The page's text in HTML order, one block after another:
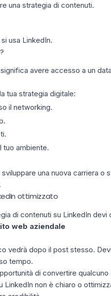
una strategia di contenuti.
usa LinkedIn.
significa avere accesso a un
tua strategia digitale:
il networking.
tuo ambiente.
sviluppare una nuova carriera o
ottimizzato
di contenuti su LinkedIn devi
web aziendale
vedrà dopo il post stesso.
tempo.
di convertire
non è chiaro o